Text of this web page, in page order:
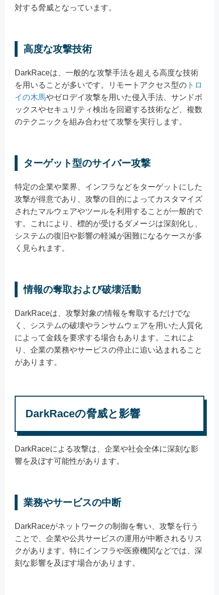
対する脅威となっています。
高度な攻撃技術
DarkRaceは、一般的な攻撃手法を超える高度な技術
を用いることが多いです。リモートアクセス型の トロ
イの木馬やゼロデイ攻撃を用いた侵入手法、サンドボ
ックスやセキュリティ検出を回避する技術など、複数
のテクニックを組み合わせて攻撃を実行します。
ターゲット型のサイバー攻撃
特定の企業や業界、インフラなどをターゲットにした
攻撃が得意であり、攻撃の目的によってカスタマイズ
されたマルウェアやツールを利用することが一般的で
す。これにより、標的が受けるダメージは深刻化し、
システムの復旧や影響の軽減が困難になるケースが多
く見られます。
情報の奪取および破壊活動
DarkRaceは、攻撃対象の情報を奪取するだけでな
く、システムの破壊やランサムウェアを用いた人質化
によって金銭を要求する場合もあります。これによ
り、企業の業務やサービスの停止に追い込まれること
があります。
DarkRaceの脅威と影響
DarkRaceによる攻撃は、企業や社会全体に深刻な影
響を及ぼす可能性があります。
業務やサービスの中断
DarkRaceがネットワークの制御を奪い、攻撃を行う
ことで、企業や公共サービスの運用が中断されるリス
クがあります。特にインフラや医療機関などでは、深
刻な影響を及ぼす場合があります。